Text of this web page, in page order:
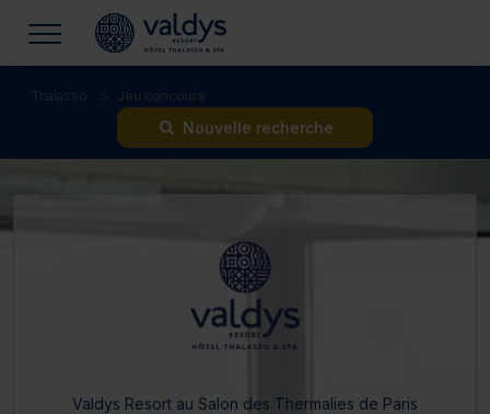
Thalasso Jeu concours
Nouvelle recherche
Valdys Resort au Salon des Thermalies de Paris